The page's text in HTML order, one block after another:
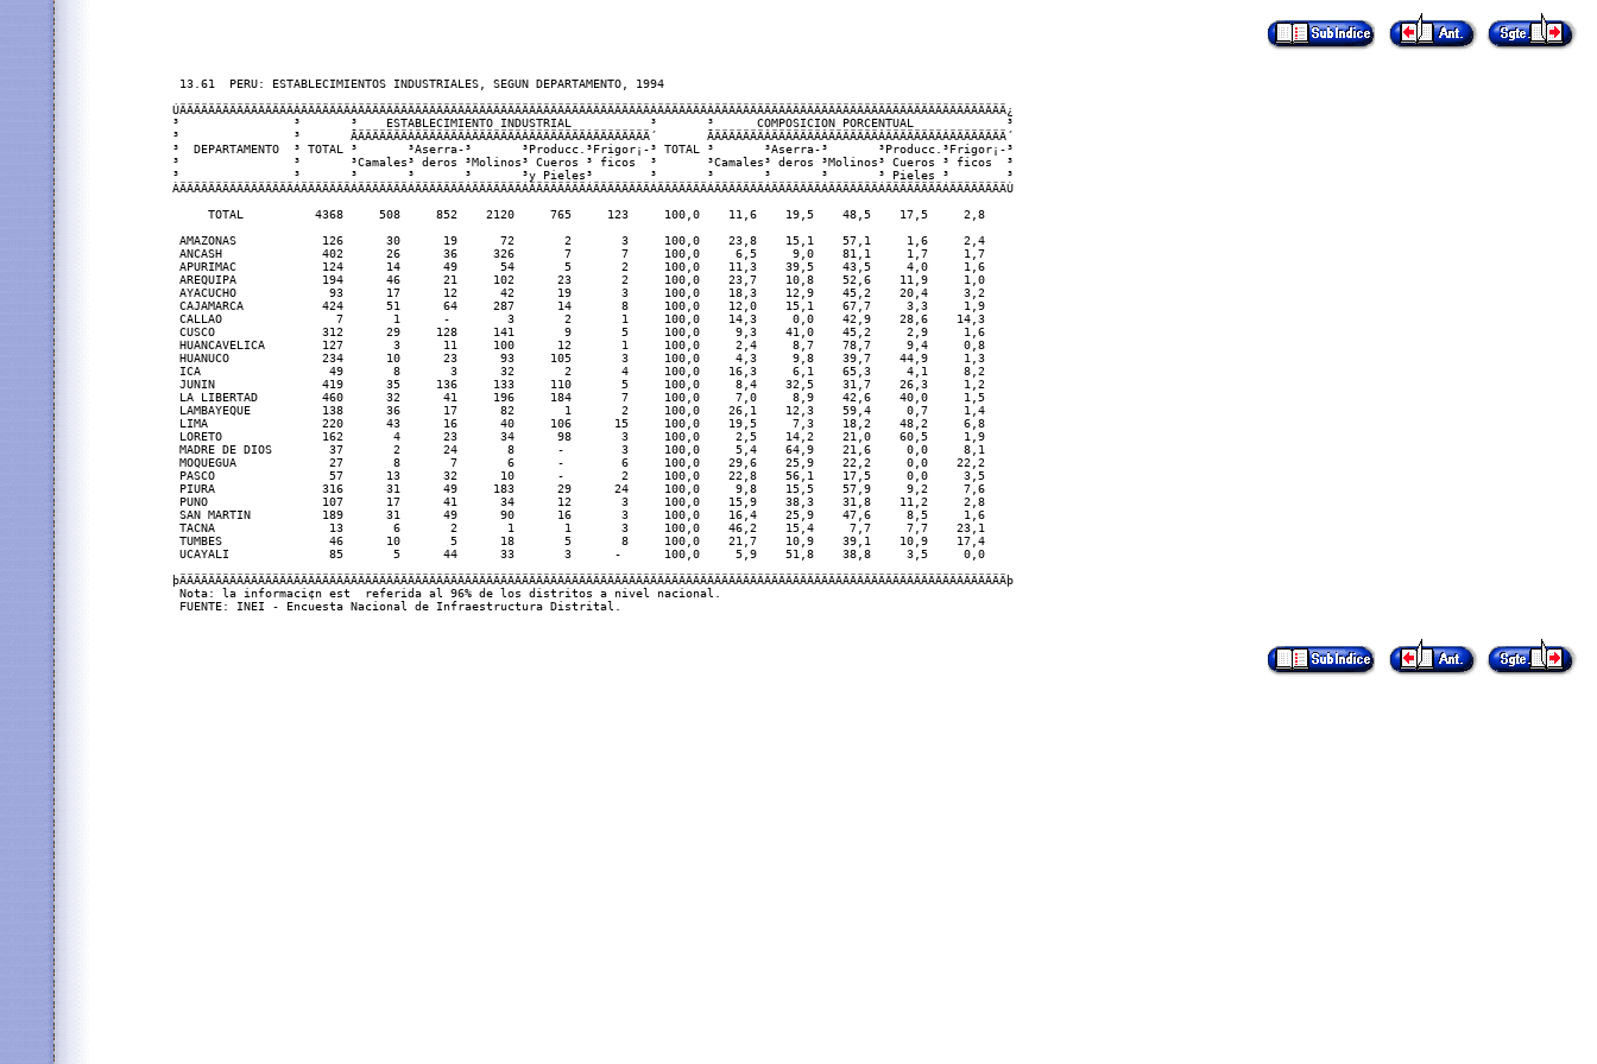
13.61  PERU: ESTABLECIMIENTOS INDUSTRIALES, SEGUN DEPARTAMENTO, 1994
ÚÄÄÄÄÄÄÄÄÄÄÄÄÄÄÄÄÂÄÄÄÄÄÄÄÂÄÄÄÄÄÄÄÄÄÄÄÄÄÄÄÄÄÄÄÄÄÄÄÄÄÄÄÄÄÄÄÄÄÄÄÄÄÄÄÄÄÂÄÄÄÄÄÄÄÂÄÄÄÄÄÄÄÄÄÄÄÄÄÄÄÄÄÄÄÄÄÄÄÄÄÄÄÄÄÄÄÄÄÄÄÄÄÄÄÄÄ¿
³                ³       ³    ESTABLECIMIENTO INDUSTRIAL           ³       ³      COMPOSICION PORCENTUAL             ³
³                ³       ÃÄÄÄÄÄÄÄÂÄÄÄÄÄÄÄÂÄÄÄÄÄÄÄÂÄÄÄÄÄÄÄÄÂÄÄÄÄÄÄÄÄ´       ÃÄÄÄÄÄÄÄÂÄÄÄÄÄÄÄÂÄÄÄÄÄÄÄÂÄÄÄÄÄÄÄÄÂÄÄÄÄÄÄÄÄ´
³  DEPARTAMENTO  ³ TOTAL ³       ³Aserra-³       ³Producc.³Frigor¡-³ TOTAL ³       ³Aserra-³       ³Producc.³Frigor¡-³
³                ³       ³Camales³ deros ³Molinos³ Cueros ³ ficos  ³       ³Camales³ deros ³Molinos³ Cueros ³ ficos  ³
³                ³       ³       ³       ³       ³y Pieles³        ³       ³       ³       ³       ³ Pieles ³        ³
ÀÄÄÄÄÄÄÄÄÄÄÄÄÄÄÄÄÁÄÄÄÄÄÄÄÁÄÄÄÄÄÄÄÁÄÄÄÄÄÄÄÁÄÄÄÄÄÄÄÁÄÄÄÄÄÄÄÄÁÄÄÄÄÄÄÄÄÁÄÄÄÄÄÄÄÁÄÄÄÄÄÄÄÁÄÄÄÄÄÄÄÁÄÄÄÄÄÄÄÁÄÄÄÄÄÄÄÄÁÄÄÄÄÄÄÄÄÙ
     TOTAL          4368     508     852    2120     765     123     100,0    11,6    19,5    48,5    17,5     2,8
AMAZONAS            126      30      19      72       2       3     100,0    23,8    15,1    57,1     1,6     2,4
ANCASH              402      26      36     326       7       7     100,0     6,5     9,0    81,1     1,7     1,7
APURIMAC            124      14      49      54       5       2     100,0    11,3    39,5    43,5     4,0     1,6
AREQUIPA            194      46      21     102      23       2     100,0    23,7    10,8    52,6    11,9     1,0
AYACUCHO             93      17      12      42      19       3     100,0    18,3    12,9    45,2    20,4     3,2
CAJAMARCA           424      51      64     287      14       8     100,0    12,0    15,1    67,7     3,3     1,9
CALLAO                7       1      -        3       2       1     100,0    14,3     0,0    42,9    28,6    14,3
CUSCO               312      29     128     141       9       5     100,0     9,3    41,0    45,2     2,9     1,6
HUANCAVELICA        127       3      11     100      12       1     100,0     2,4     8,7    78,7     9,4     0,8
HUANUCO             234      10      23      93     105       3     100,0     4,3     9,8    39,7    44,9     1,3
ICA                  49       8       3      32       2       4     100,0    16,3     6,1    65,3     4,1     8,2
JUNIN               419      35     136     133     110       5     100,0     8,4    32,5    31,7    26,3     1,2
LA LIBERTAD         460      32      41     196     184       7     100,0     7,0     8,9    42,6    40,0     1,5
LAMBAYEQUE          138      36      17      82       1       2     100,0    26,1    12,3    59,4     0,7     1,4
LIMA                220      43      16      40     106      15     100,0    19,5     7,3    18,2    48,2     6,8
LORETO              162       4      23      34      98       3     100,0     2,5    14,2    21,0    60,5     1,9
MADRE DE DIOS        37       2      24       8      -        3     100,0     5,4    64,9    21,6     0,0     8,1
MOQUEGUA             27       8       7       6      -        6     100,0    29,6    25,9    22,2     0,0    22,2
PASCO                57      13      32      10      -        2     100,0    22,8    56,1    17,5     0,0     3,5
PIURA               316      31      49     183      29      24     100,0     9,8    15,5    57,9     9,2     7,6
PUNO                107      17      41      34      12       3     100,0    15,9    38,3    31,8    11,2     2,8
SAN MARTIN          189      31      49      90      16       3     100,0    16,4    25,9    47,6     8,5     1,6
TACNA                13       6       2       1       1       3     100,0    46,2    15,4     7,7     7,7    23,1
TUMBES               46      10       5      18       5       8     100,0    21,7    10,9    39,1    10,9    17,4
UCAYALI              85       5      44      33       3      -      100,0     5,9    51,8    38,8     3,5     0,0
þÄÄÄÄÄÄÄÄÄÄÄÄÄÄÄÄÄÄÄÄÄÄÄÄÄÄÄÄÄÄÄÄÄÄÄÄÄÄÄÄÄÄÄÄÄÄÄÄÄÄÄÄÄÄÄÄÄÄÄÄÄÄÄÄÄÄÄÄÄÄÄÄÄÄÄÄÄÄÄÄÄÄÄÄÄÄÄÄÄÄÄÄÄÄÄÄÄÄÄÄÄÄÄÄÄÄÄÄÄÄÄÄÄÄÄÄþ
Nota: la informaci¢n est  referida al 96% de los distritos a nivel nacional.